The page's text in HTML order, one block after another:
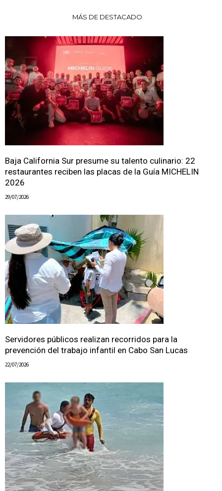
MÁS DE DESTACADO
Baja California Sur presume su talento culinario: 22
restaurantes reciben las placas de la Guía MICHELIN
2026
29/07/2026
Servidores públicos realizan recorridos para la
prevención del trabajo infantil en Cabo San Lucas
22/07/2026